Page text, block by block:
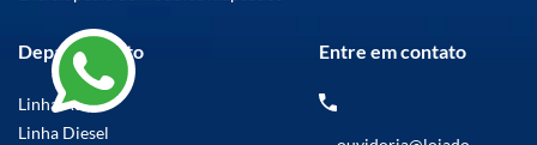
Departamento
Linha Auto
Linha Diesel
Entre em contato